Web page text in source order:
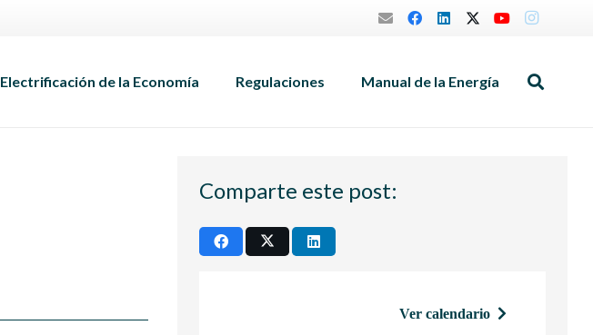
Electrificación de la Economía Regulaciones Manual de la Energía
Comparte este post:
Ver calendario